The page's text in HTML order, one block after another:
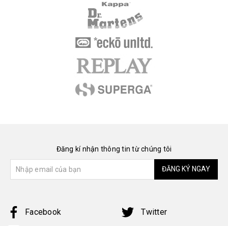
Đăng kí nhận thông tin từ chúng tôi
ĐĂNG KÝ NGAY
Facebook Twitter